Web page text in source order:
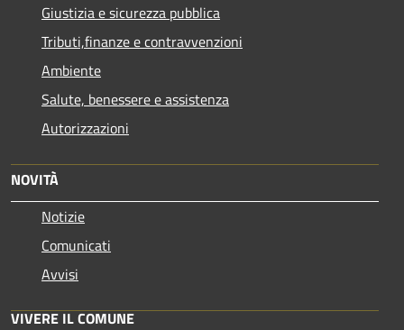
Giustizia e sicurezza pubblica
Tributi,finanze e contravvenzioni
Ambiente
Salute, benessere e assistenza
Autorizzazioni
NOVITÀ
Notizie
Comunicati
Avvisi
VIVERE IL COMUNE